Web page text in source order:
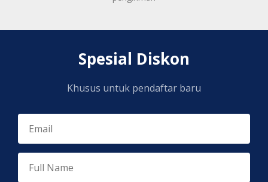
Spesial Diskon
Khusus untuk pendaftar baru